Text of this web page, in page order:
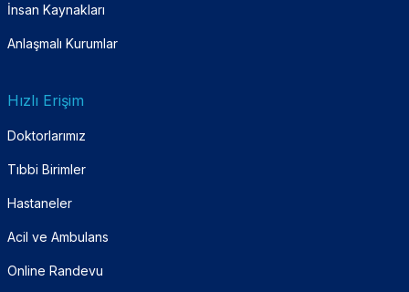
İnsan Kaynakları
Anlaşmalı Kurumlar
Hızlı Erişim
Doktorlarımız
Tıbbi Birimler
Hastaneler
Acil ve Ambulans
Online Randevu